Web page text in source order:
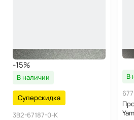
-15%
В наличии
Суперскидка
3B2-67187-0-K
В